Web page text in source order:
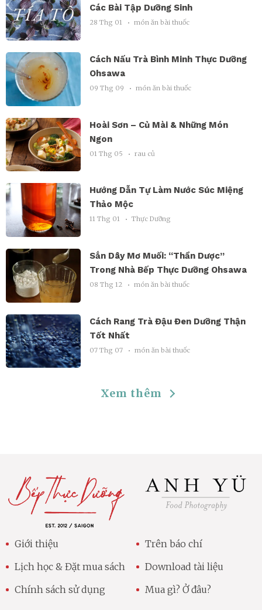
Các Bài Tập Dưỡng Sinh
28 Thg 01 món ăn bài thuốc
Cách Nấu Trà Bình Minh Thực Dưỡng
Ohsawa
09 Thg 09 món ăn bài thuốc
Hoài Sơn – Củ Mài & Những Món
Ngon
01 Thg 05 rau củ
Hướng Dẫn Tự Làm Nước Súc Miệng
Thảo Mộc
11 Thg 01 Thực Dưỡng
Sắn Dây Mơ Muối: “Thần Dược”
Trong Nhà Bếp Thực Dưỡng Ohsawa
08 Thg 12 món ăn bài thuốc
Cách Rang Trà Đậu Đen Dưỡng Thận
Tốt Nhất
07 Thg 07 món ăn bài thuốc
Xem thêm
Giới thiệu
Lịch học & Đặt mua sách
Chính sách sử dụng
Trên báo chí
Download tài liệu
Mua gì? Ở đâu?